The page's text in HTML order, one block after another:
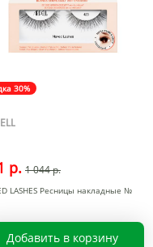
30%
р. 1 044 р.
LASHES Ресницы накладные №
Добавить в корзину